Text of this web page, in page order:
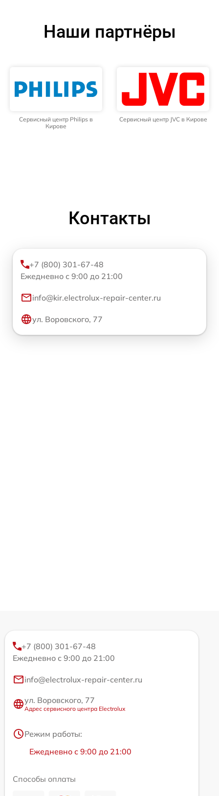
Наши партнёры
Сервисный центр Philips в
Кирове
Сервисный центр JVC в Кирове
Контакты
+7 (800) 301-67-48
Ежедневно с 9:00 до 21:00
info@kir.electrolux-repair-center.ru
ул. Воровского, 77
+7 (800) 301-67-48
Ежедневно с 9:00 до 21:00
info@electrolux-repair-center.ru
ул. Воровского, 77
Адрес сервисного центра Electrolux
Режим работы:
Ежедневно с 9:00 до 21:00
Способы оплаты